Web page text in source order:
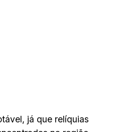
já que relíquias